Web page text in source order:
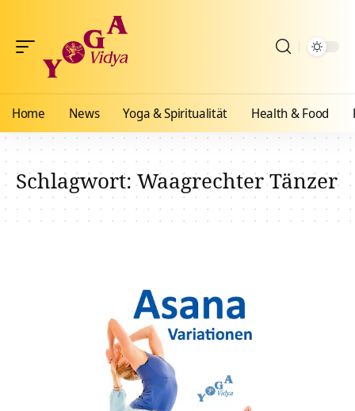
Home News Yoga & Spiritualität Health & Food
Schlagwort:Waagrechter Tänzer